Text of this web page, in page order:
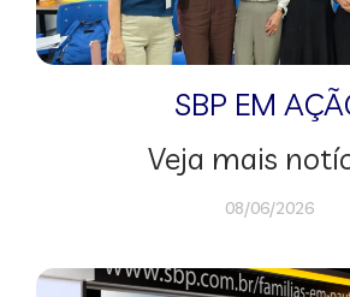
SBP EM
Veja mais
08/06/2026